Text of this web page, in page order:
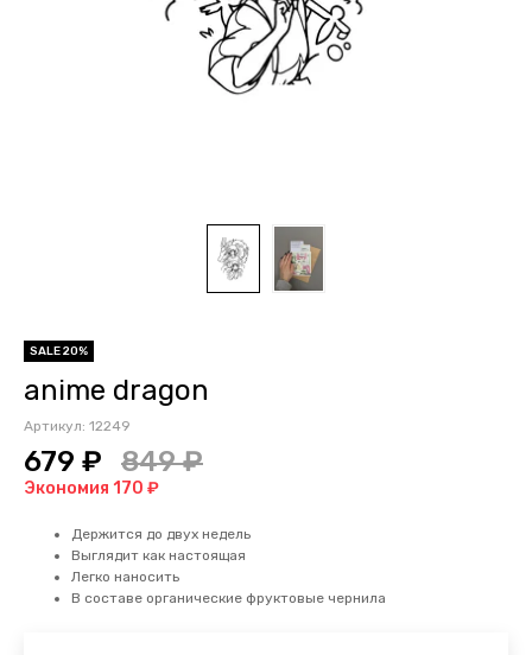
SALE 20%
anime dragon
Артикул: 12249
679 ₽ 849 ₽
Экономия 170 ₽
Держится до двух недель
Выглядит как настоящая
Легко наносить
В составе органические фруктовые чернила